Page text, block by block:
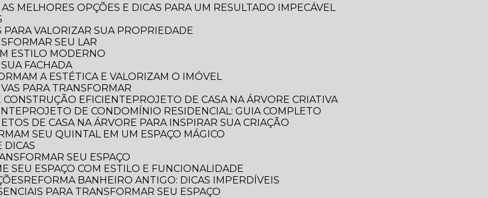
MELHORES OPÇÕES E DICAS PARA UM RESULTADO IMPECÁVEL
PARA VALORIZAR SUA PROPRIEDADE
SEU LAR
ESTILO MODERNO
FACHADA
A ESTÉTICA E VALORIZAM O IMÓVEL
PARA TRANSFORMAR
CONSTRUÇÃO EFICIENTE
PROJETO DE CASA NA ÁRVORE CRIATIVA
PROJETO DE CONDOMÍNIO RESIDENCIAL: GUIA COMPLETO
DE CASA NA ÁRVORE PARA INSPIRAR SUA CRIAÇÃO
SEU QUINTAL EM UM ESPAÇO MÁGICO
DICAS
SEU ESPAÇO
SEU ESPAÇO COM ESTILO E FUNCIONALIDADE
REFORMA BANHEIRO ANTIGO: DICAS IMPERDÍVEIS
PARA TRANSFORMAR SEU ESPAÇO